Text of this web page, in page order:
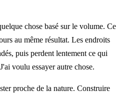
chose basé sur le volume. Ce
au même résultat. Les endroits
puis perdent lentement ce qui
voulu essayer autre chose.
proche de la nature. Construire